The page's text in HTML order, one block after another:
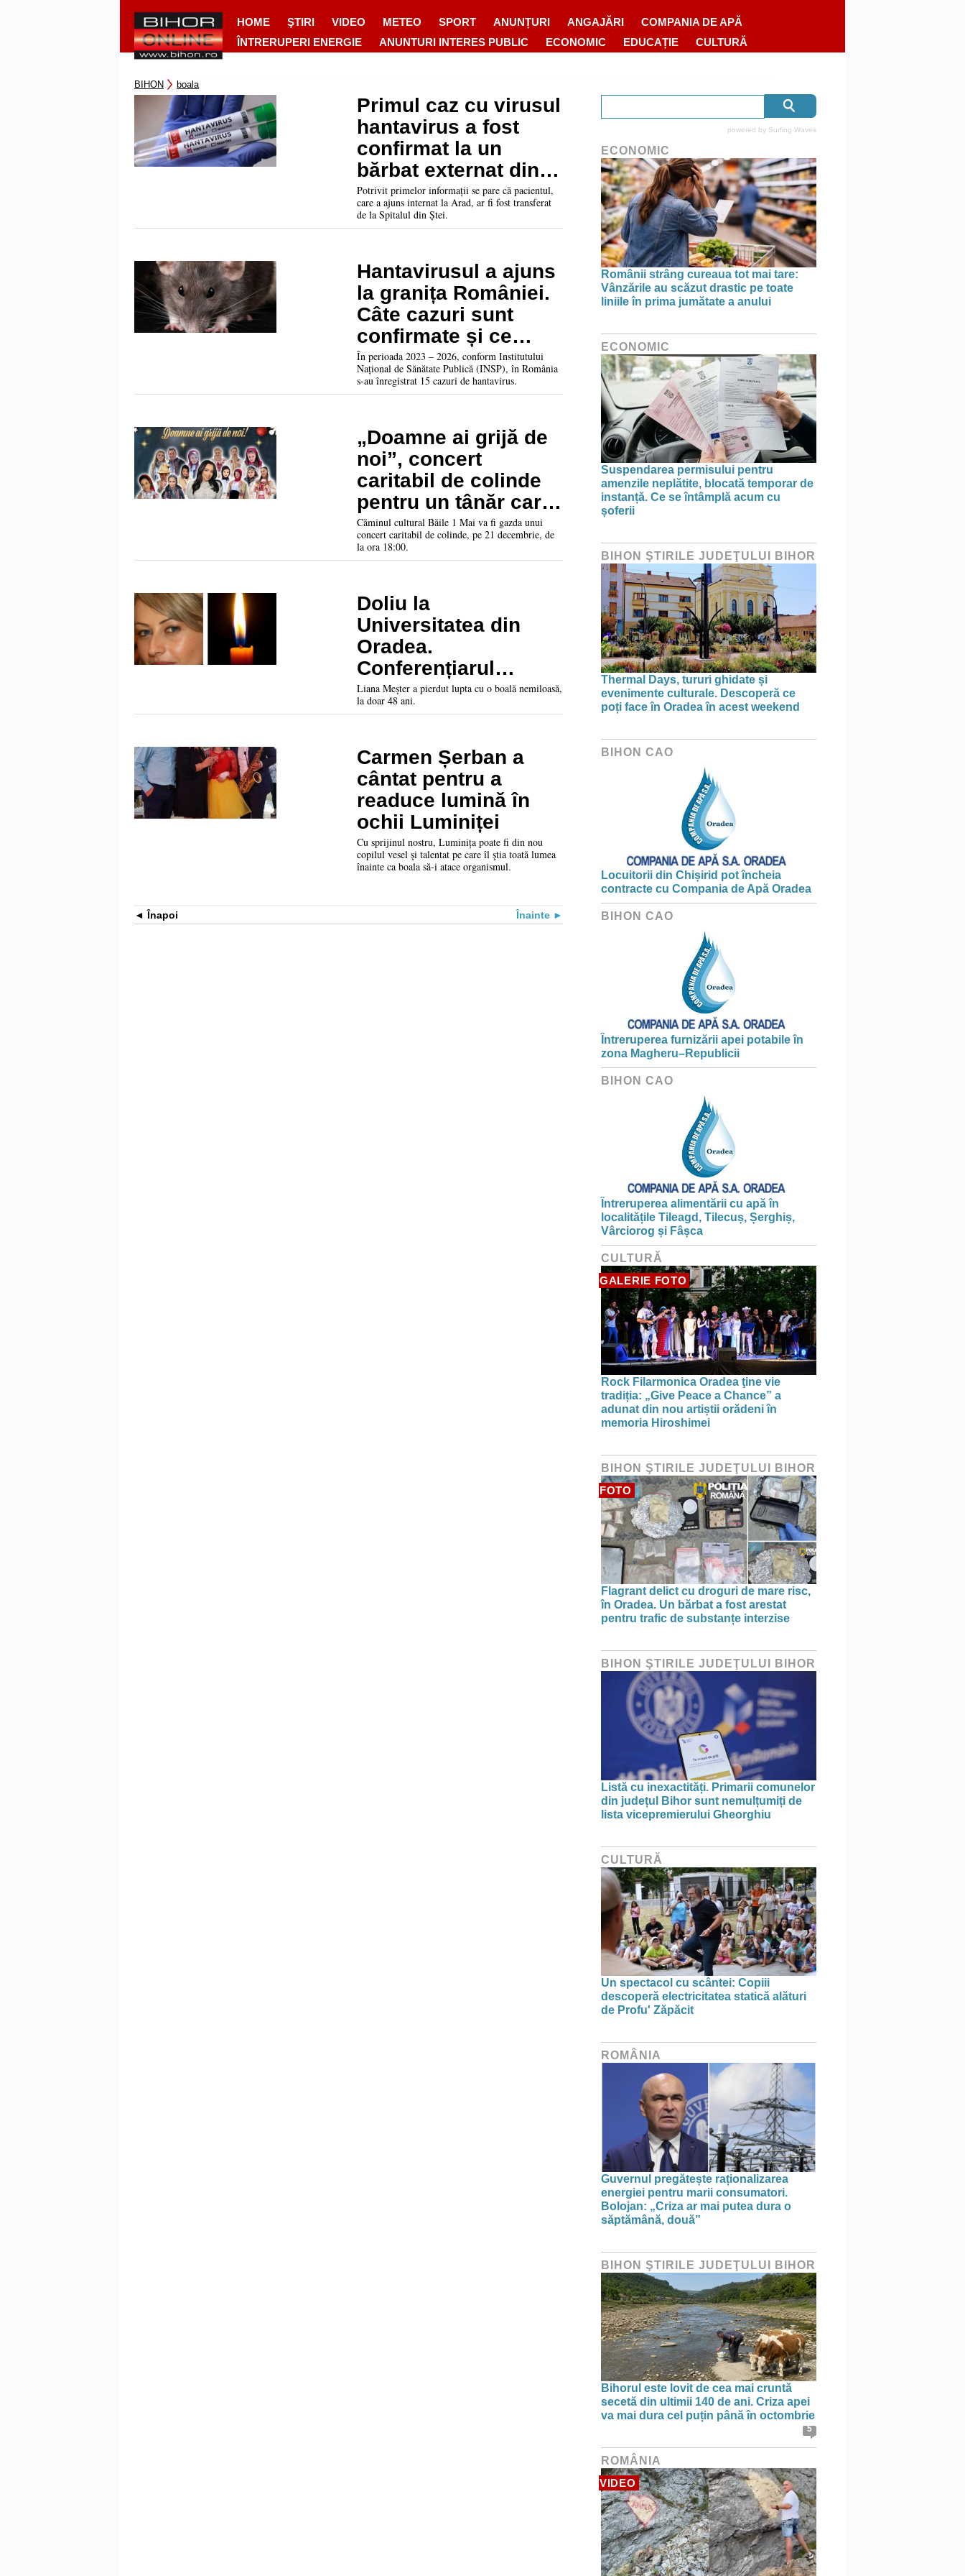
HOME ŞTIRI VIDEO METEO SPORT ANUNȚURI ANGAJĂRI
COMPANIA DE APĂ
ÎNTRERUPERI ENERGIE
ANUNTURI INTERES PUBLIC ECONOMIC EDUCAȚIE CULTURĂ
BIHON boala
Primul caz cu virusul
hantavirus a fost
confirmat la un
bărbat externat dintr-
un spital din Bihor.
S-a declanșat
anchetă
Potrivit primelor informații se pare că pacientul,
care a ajuns internat la Arad, ar fi fost transferat
de la Spitalul din Ștei.
Hantavirusul a ajuns
la granița României.
Câte cazuri sunt
confirmate și ce
trebuie știut despre
acest virus
În perioada 2023 – 2026, conform Institutului
Național de Sănătate Publică (INSP), în România
s-au înregistrat 15 cazuri de hantavirus.
„Doamne ai grijă de
noi”, concert
caritabil de colinde
pentru un tânăr care
suferă de o boală
gravă
Căminul cultural Băile 1 Mai va fi gazda unui
concert caritabil de colinde, pe 21 decembrie, de
la ora 18:00.
Doliu la
Universitatea din
Oradea.
Conferențiarul
universitar doctor
Liana Meșter a
boala la doar 48 de
ani
Liana Meșter a pierdut lupta cu o boală nemiloasă,
la doar 48 ani.
Carmen Șerban a
cântat pentru a
readuce lumină în
ochii Luminiței
Cu sprijinul nostru, Luminița poate fi din nou
copilul vesel şi talentat pe care îl ştia toată lumea
înainte ca boala să-i atace organismul.
Înapoi Înainte
powered by Surfing Waves
ECONOMIC
Românii strâng cureaua tot mai tare:
Vânzările au scăzut drastic pe toate
liniile în prima jumătate a anului
ECONOMIC
Suspendarea permisului pentru
amenzile neplătite, blocată temporar de
instanță. Ce se întâmplă acum cu
șoferii
BIHON ŞTIRILE JUDEŢULUI BIHOR
Thermal Days, tururi ghidate și
evenimente culturale. Descoperă ce
poți face în Oradea în acest weekend
BIHON CAO
Locuitorii din Chișirid pot încheia
contracte cu Compania de Apă Oradea
BIHON CAO
Întreruperea furnizării apei potabile în
zona Magheru–Republicii
BIHON CAO
Întreruperea alimentării cu apă în
localitățile Tileagd, Tilecuș, Șerghiș,
Vârciorog și Fâșca
CULTURĂ
GALERIE FOTO
Rock Filarmonica Oradea ţine vie
tradiția: „Give Peace a Chance” a
adunat din nou artiștii orădeni în
memoria Hiroshimei
BIHON ŞTIRILE JUDEŢULUI BIHOR
FOTO
Flagrant delict cu droguri de mare risc,
în Oradea. Un bărbat a fost arestat
pentru trafic de substanțe interzise
BIHON ŞTIRILE JUDEŢULUI BIHOR
Listă cu inexactități. Primarii comunelor
din județul Bihor sunt nemulțumiți de
lista vicepremierului Gheorghiu
CULTURĂ
Un spectacol cu scântei: Copiii
descoperă electricitatea statică alături
de Profu' Zăpăcit
ROMÂNIA
Guvernul pregătește raționalizarea
energiei pentru marii consumatori.
Bolojan: „Criza ar mai putea dura o
săptămână, două”
BIHON ŞTIRILE JUDEŢULUI BIHOR
Bihorul este lovit de cea mai cruntă
secetă din ultimii 140 de ani. Criza apei
va mai dura cel puțin până în octombrie
5
ROMÂNIA
VIDEO